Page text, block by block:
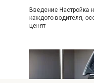
Введение Настройка
каждого водителя,
ценят